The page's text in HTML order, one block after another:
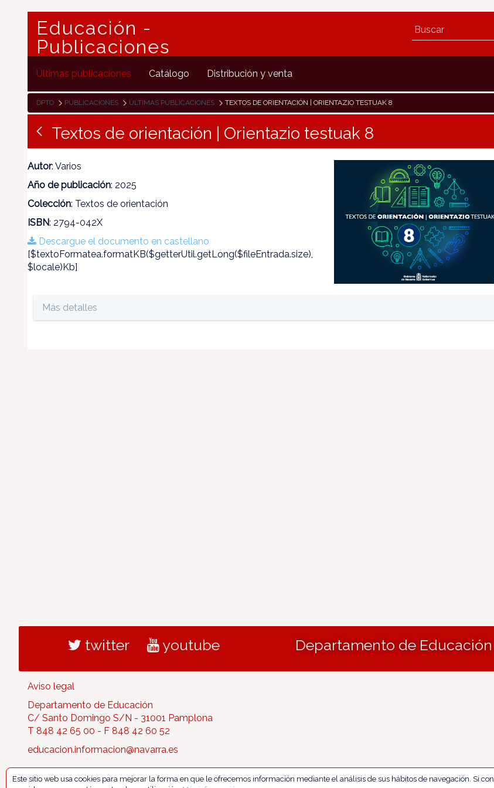
Educación -
Publicaciones
Últimas publicaciones Catálogo Distribución y venta
DPTO PUBLICACIONES ÚLTIMAS PUBLICACIONES TEXTOS DE ORIENTACIÓN | ORIENTAZIO TESTUAK 8
Textos de orientación | Orientazio testuak 8
Autor: Varios
Año de publicación: 2025
Colección: Textos de orientación
ISBN: 2794-042X
Descargue el documento en castellano
[$textoFormatea.formatKB($getterUtil.getLong($fileEntrada.size),
$locale)Kb]
Más detalles
twitter youtube Departamento de Educación
Aviso legal
Departamento de Educación
C/ Santo Domingo S/N - 31001 Pamplona
T 848 42 65 00 - F 848 42 60 52
educacion.informacion@navarra.es
Este sitio web usa cookies para mejorar la forma en que le ofrecemos información mediante el análisis de sus hábitos de navegación. Si